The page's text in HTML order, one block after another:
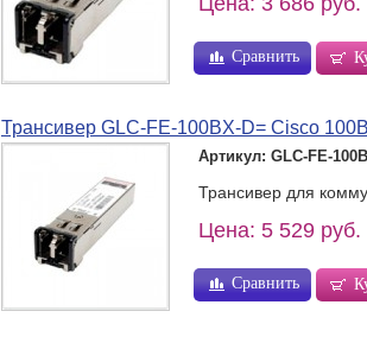
Сравнить
Трансивер GLC-FE-100BX-D= Cisco
Артикул: GLC-FE-
Трансивер для
Цена: 5 529 руб.
Сравнить